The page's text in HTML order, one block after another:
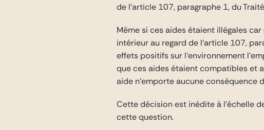
de l’article 107, paragraphe 1, du
Même si ces aides étaient illégales
intérieur au regard de l’article 107,
effets positifs sur l’environnement
que ces aides étaient compatibles et
aide n’emporte aucune conséquence
Cette décision est inédite à l’échelle
cette question.